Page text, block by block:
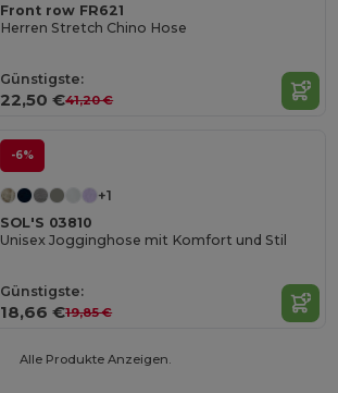
Front row FR621
Herren Stretch Chino Hose
Günstigste:
22,50 €41,20 €
-6%
+1
SOL'S 03810
Unisex Jogginghose mit Komfort und Stil
Günstigste:
18,66 €19,85 €
Alle Produkte Anzeigen.